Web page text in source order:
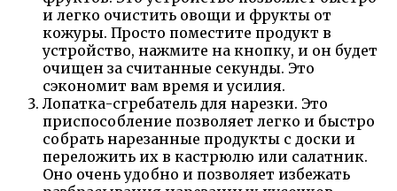
и легко очистить овощи и фрукты от
кожуры. Просто поместите продукт в
устройство, нажмите на кнопку, и он будет
очищен за считанные секунды. Это
сэкономит вам время и усилия.
Лопатка-сгребатель для нарезки. Это
приспособление позволяет легко и быстро
собрать нарезанные продукты с доски и
переложить их в кастрюлю или салатник.
Оно очень удобно и позволяет избежать